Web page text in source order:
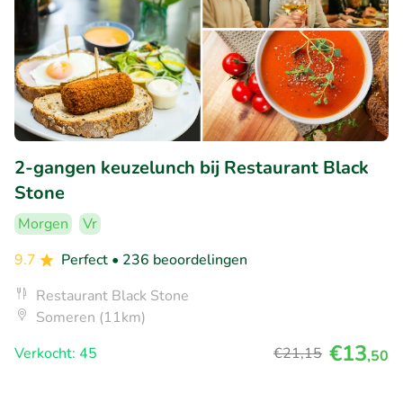
2-gangen keuzelunch bij Restaurant Black
Stone
Morgen
Vr
9.7
Perfect • 236 beoordelingen
Restaurant Black Stone
Someren (11km)
Verkocht: 45
€21,15 €13,50